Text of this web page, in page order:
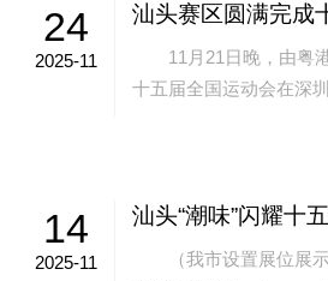
24
2025-11
11月21日晚，由粤港
十五届全国运动会在深
14
2025-11
汕头“潮味”闪耀十
（我市设置展位展示